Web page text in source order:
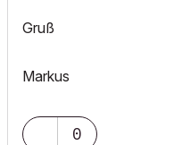
Gruß
Markus
0